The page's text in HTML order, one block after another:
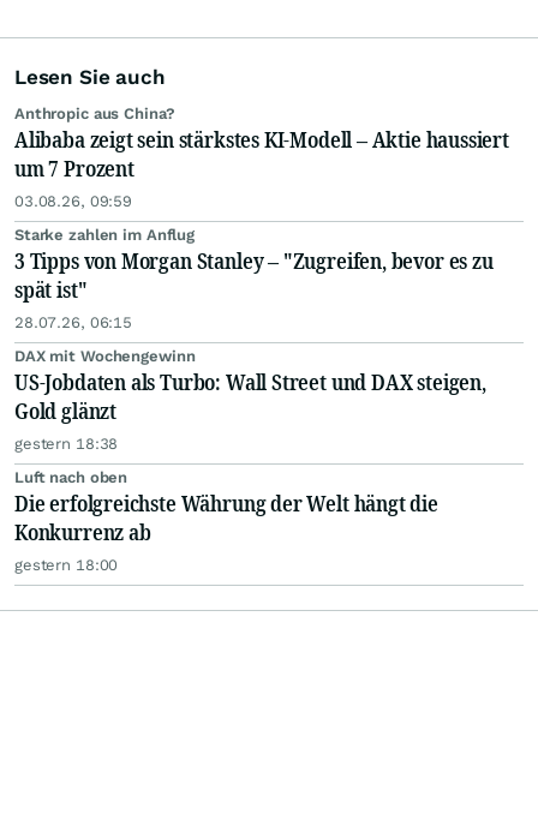
Lesen Sie auch
Anthropic aus China?
Alibaba zeigt sein stärkstes KI-Modell – Aktie haussiert
um 7 Prozent
03.08.26, 09:59
Starke zahlen im Anflug
3 Tipps von Morgan Stanley – "Zugreifen, bevor es zu
spät ist"
28.07.26, 06:15
DAX mit Wochengewinn
US-Jobdaten als Turbo: Wall Street und DAX steigen,
Gold glänzt
gestern 18:38
Luft nach oben
Die erfolgreichste Währung der Welt hängt die
Konkurrenz ab
gestern 18:00